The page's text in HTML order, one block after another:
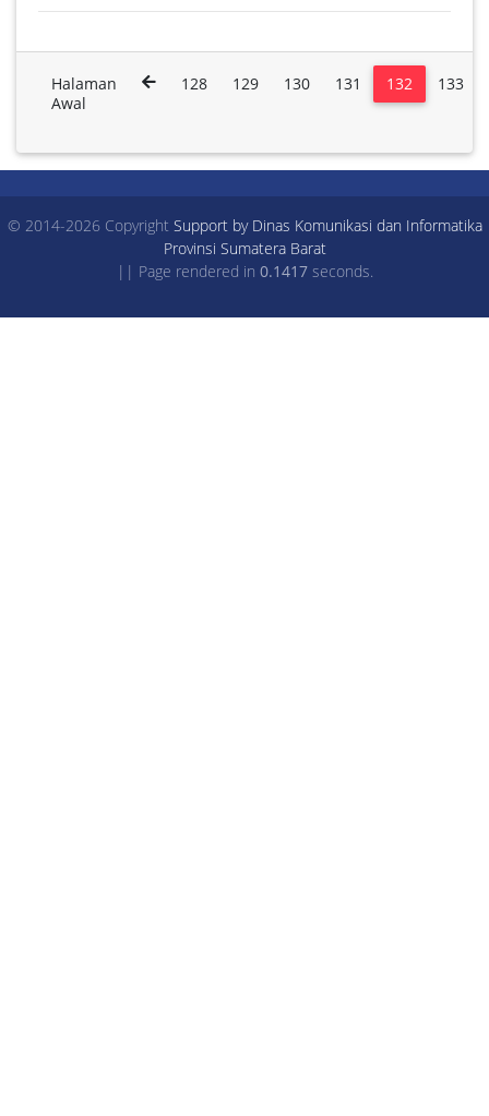
Halaman
Awal
128 129 130 131 132 133
© 2014-2026 Copyright Support by Dinas Komunikasi dan Informatika
Provinsi Sumatera Barat
|| Page rendered in 0.1417seconds.